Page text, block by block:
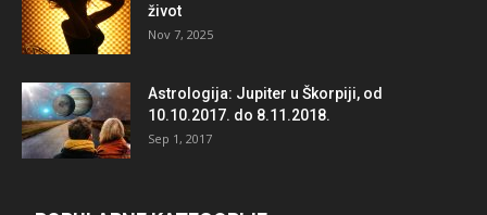
život
Nov 7, 2025
Astrologija: Jupiter u Škorpiji, od
10.10.2017. do 8.11.2018.
Sep 1, 2017